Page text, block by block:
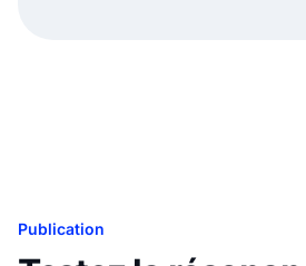
Publication